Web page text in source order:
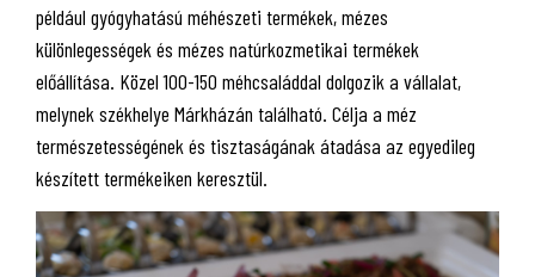
például gyógyhatású méhészeti termékek, mézes
különlegességek és mézes natúrkozmetikai termékek
előállítása. Közel 100-150 méhcsaláddal dolgozik a vállalat,
melynek székhelye Márkházán található. Célja a méz
természetességének és tisztaságának átadása az egyedileg
készített termékeiken keresztül.